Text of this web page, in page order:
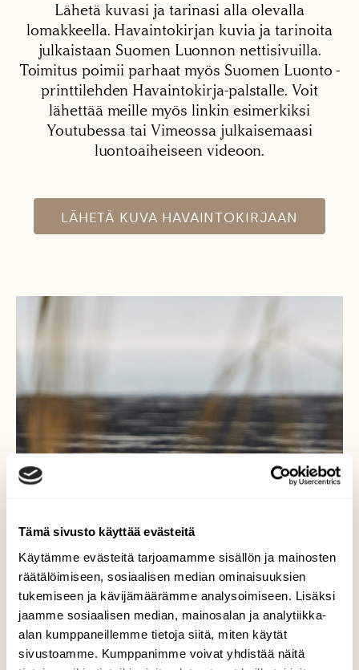
Tämä sivusto käyttää evästeitä
Käytämme evästeitä tarjoamamme sisällön ja mainosten
räätälöimiseen, sosiaalisen median ominaisuuksien
tukemiseen ja kävijämäärämme analysoimiseen. Lisäksi
jaamme sosiaalisen median, mainosalan ja analytiikka-
alan kumppaneillemme tietoja siitä, miten käytät
sivustoamme. Kumppanimme voivat yhdistää näitä
Lähetä kuvasi ja tarinasi alla olevalla
lomakkeella. Havaintokirjan kuvia ja tarinoita
julkaistaan Suomen Luonnon nettisivuilla.
Toimitus poimii parhaat myös Suomen Luonto -
printtilehden Havaintokirja-palstalle. Voit
lähettää meille myös linkin esimerkiksi
Youtubessa tai Vimeossa julkaisemaasi
luontoaiheiseen videoon.
LÄHETÄ KUVA HAVAINTOKIRJAAN